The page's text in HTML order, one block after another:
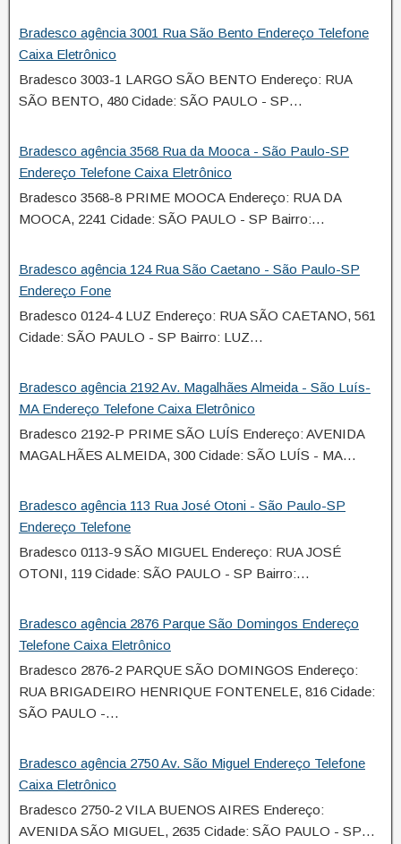
Bradesco agência 3001 Rua São Bento Endereço Telefone
Caixa Eletrônico
Bradesco 3003-1 LARGO SÃO BENTO Endereço: RUA
SÃO BENTO, 480 Cidade: SÃO PAULO - SP…
Bradesco agência 3568 Rua da Mooca - São Paulo-SP
Endereço Telefone Caixa Eletrônico
Bradesco 3568-8 PRIME MOOCA Endereço: RUA DA
MOOCA, 2241 Cidade: SÃO PAULO - SP Bairro:…
Bradesco agência 124 Rua São Caetano - São Paulo-SP
Endereço Fone
Bradesco 0124-4 LUZ Endereço: RUA SÃO CAETANO, 561
Cidade: SÃO PAULO - SP Bairro: LUZ…
Bradesco agência 2192 Av. Magalhães Almeida - São Luís-
MA Endereço Telefone Caixa Eletrônico
Bradesco 2192-P PRIME SÃO LUÍS Endereço: AVENIDA
MAGALHÃES ALMEIDA, 300 Cidade: SÃO LUÍS - MA…
Bradesco agência 113 Rua José Otoni - São Paulo-SP
Endereço Telefone
Bradesco 0113-9 SÃO MIGUEL Endereço: RUA JOSÉ
OTONI, 119 Cidade: SÃO PAULO - SP Bairro:…
Bradesco agência 2876 Parque São Domingos Endereço
Telefone Caixa Eletrônico
Bradesco 2876-2 PARQUE SÃO DOMINGOS Endereço:
RUA BRIGADEIRO HENRIQUE FONTENELE, 816 Cidade:
SÃO PAULO -…
Bradesco agência 2750 Av. São Miguel Endereço Telefone
Caixa Eletrônico
Bradesco 2750-2 VILA BUENOS AIRES Endereço:
AVENIDA SÃO MIGUEL, 2635 Cidade: SÃO PAULO - SP…